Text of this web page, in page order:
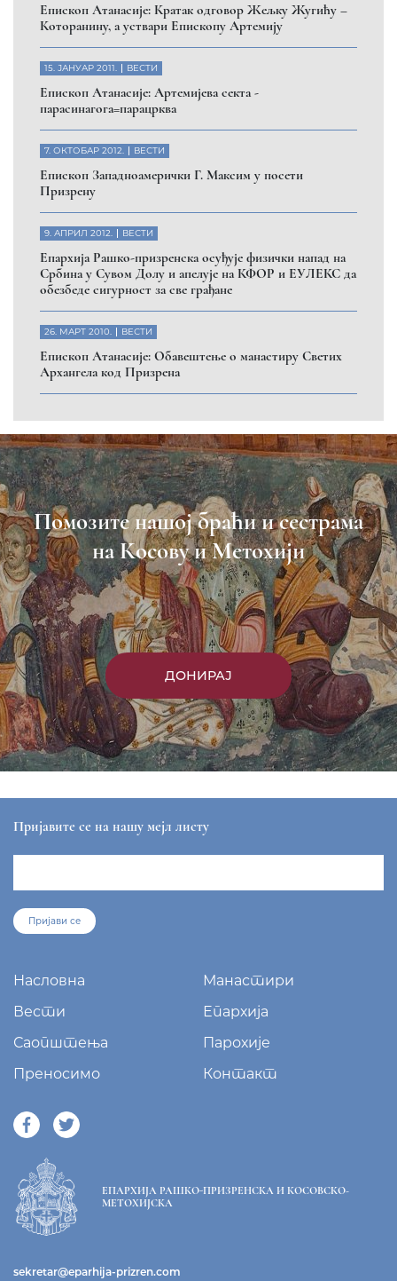
Eпископ Атанасије: Кратак одговор Жељку Жугићу –
Которанину, а уствари Епископу Артемију
15. ЈАНУАР 2011. ВЕСТИ
Eпископ Атанасије: Артемијева секта -
парасинагога=парацрква
7. ОКТОБАР 2012. ВЕСТИ
Eпископ Западноамерички Г. Максим у посети
Призрену
9. АПРИЛ 2012. ВЕСТИ
Eпархија Рашко-призренска осуђује физички напад на
Србина у Сувом Долу и апелује на КФОР и ЕУЛЕКС да
обезбеде сигурност за све грађане
26. МАРТ 2010. ВЕСТИ
Eпископ Атанасије: Обавештење о манастиру Светих
Архангела код Призрена
Помозите нашој браћи и сестрама
на Косову и Метохији
ДОНИРАЈ
Пријавите се на нашу мејл листу
Пријави се
Насловна
Манастири
Вести
Епархија
Саопштења
Парохије
Преносимо
Контакт
ЕПАРХИЈА РАШКО-ПРИЗРЕНСКА И КОСОВСКО-
МЕТОХИЈСКА
sekretar@eparhija-prizren.com